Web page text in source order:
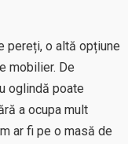
pereți, o altă opțiune
mobilier. De
oglindă poate
a ocupa mult
ar fi pe o masă de